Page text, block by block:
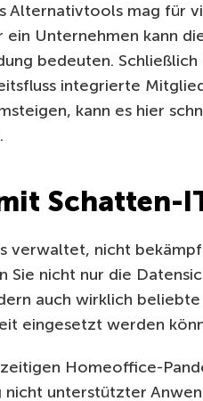
Alternativtools mag für
ein Unternehmen kann
bedeuten.
integrierte
kann es hier
Schatten-
verwaltet, nicht
Sie nicht nur die
auch wirklich
eingesetzt werden
Homeoffice-
nicht unterstützter